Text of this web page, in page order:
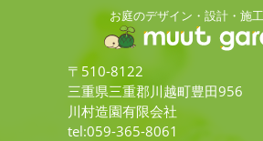
お庭のデザイン・設計・施
〒510-8122
三重県三重郡川越町豊田956
川村造園有限会社
tel:059-365-8061